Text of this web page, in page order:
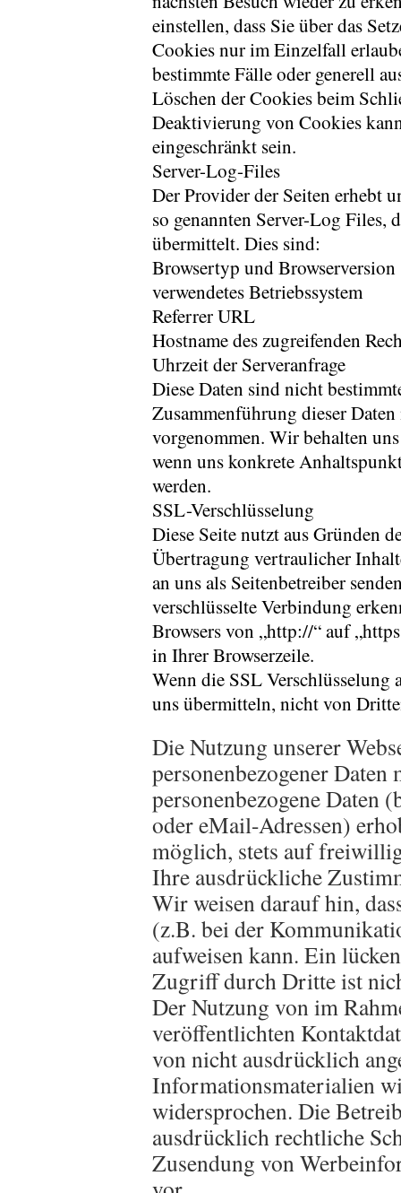
einstellen, dass Sie über das
Cookies nur im Einzelfall
bestimmte Fälle oder generell
Löschen der Cookies beim
Deaktivierung von Cookies
eingeschränkt sein.
Server-Log-Files
Der Provider der Seiten erhebt
so genannten Server-Log Files,
übermittelt. Dies sind:
Browsertyp und Browserversion
verwendetes Betriebssystem
Referrer URL
Hostname des zugreifenden
Uhrzeit der Serveranfrage
Diese Daten sind nicht
Zusammenführung dieser
vorgenommen. Wir behalten
wenn uns konkrete
werden.
SSL-Verschlüsselung
Diese Seite nutzt aus Gründen
Übertragung vertraulicher
an uns als Seitenbetreiber
verschlüsselte Verbindung
Browsers von „http://“ auf
in Ihrer Browserzeile.
Wenn die SSL
uns übermitteln, nicht von
Die Nutzung unserer
personenbezogener
personenbezogene Daten
oder eMail-Adressen)
möglich, stets auf
Ihre ausdrückliche
Wir weisen darauf hin,
(z.B. bei der
aufweisen kann. Ein
Zugriff durch Dritte ist
Der Nutzung von im
veröffentlichten
von nicht ausdrücklich
Informationsmaterialien
widersprochen. Die
ausdrücklich rechtliche
Zusendung von